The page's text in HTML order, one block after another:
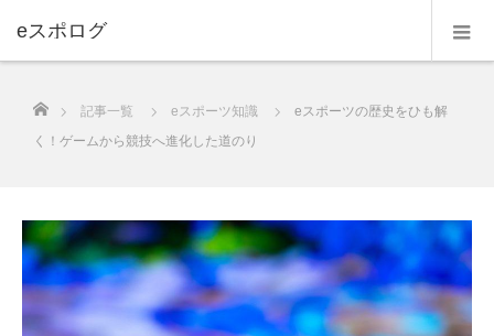
eスポログ
ホーム
記事一覧 eスポーツ知識
eスポーツの歴史をひも解
く！ゲームから競技へ進化した道のり